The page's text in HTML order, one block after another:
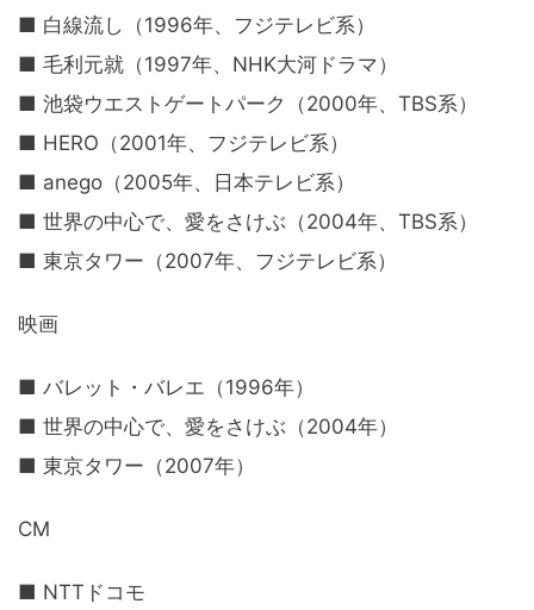
■ 白線流し（1996年、フジテレビ系）
■ 毛利元就（1997年、NHK大河ドラマ）
■ 池袋ウエストゲートパーク（2000年、TBS系）
■ HERO（2001年、フジテレビ系）
■ anego（2005年、日本テレビ系）
■ 世界の中心で、愛をさけぶ（2004年、TBS系）
■ 東京タワー（2007年、フジテレビ系）
映画
■ バレット・バレエ（1996年）
■ 世界の中心で、愛をさけぶ（2004年）
■ 東京タワー（2007年）
CM
■ NTTドコモ